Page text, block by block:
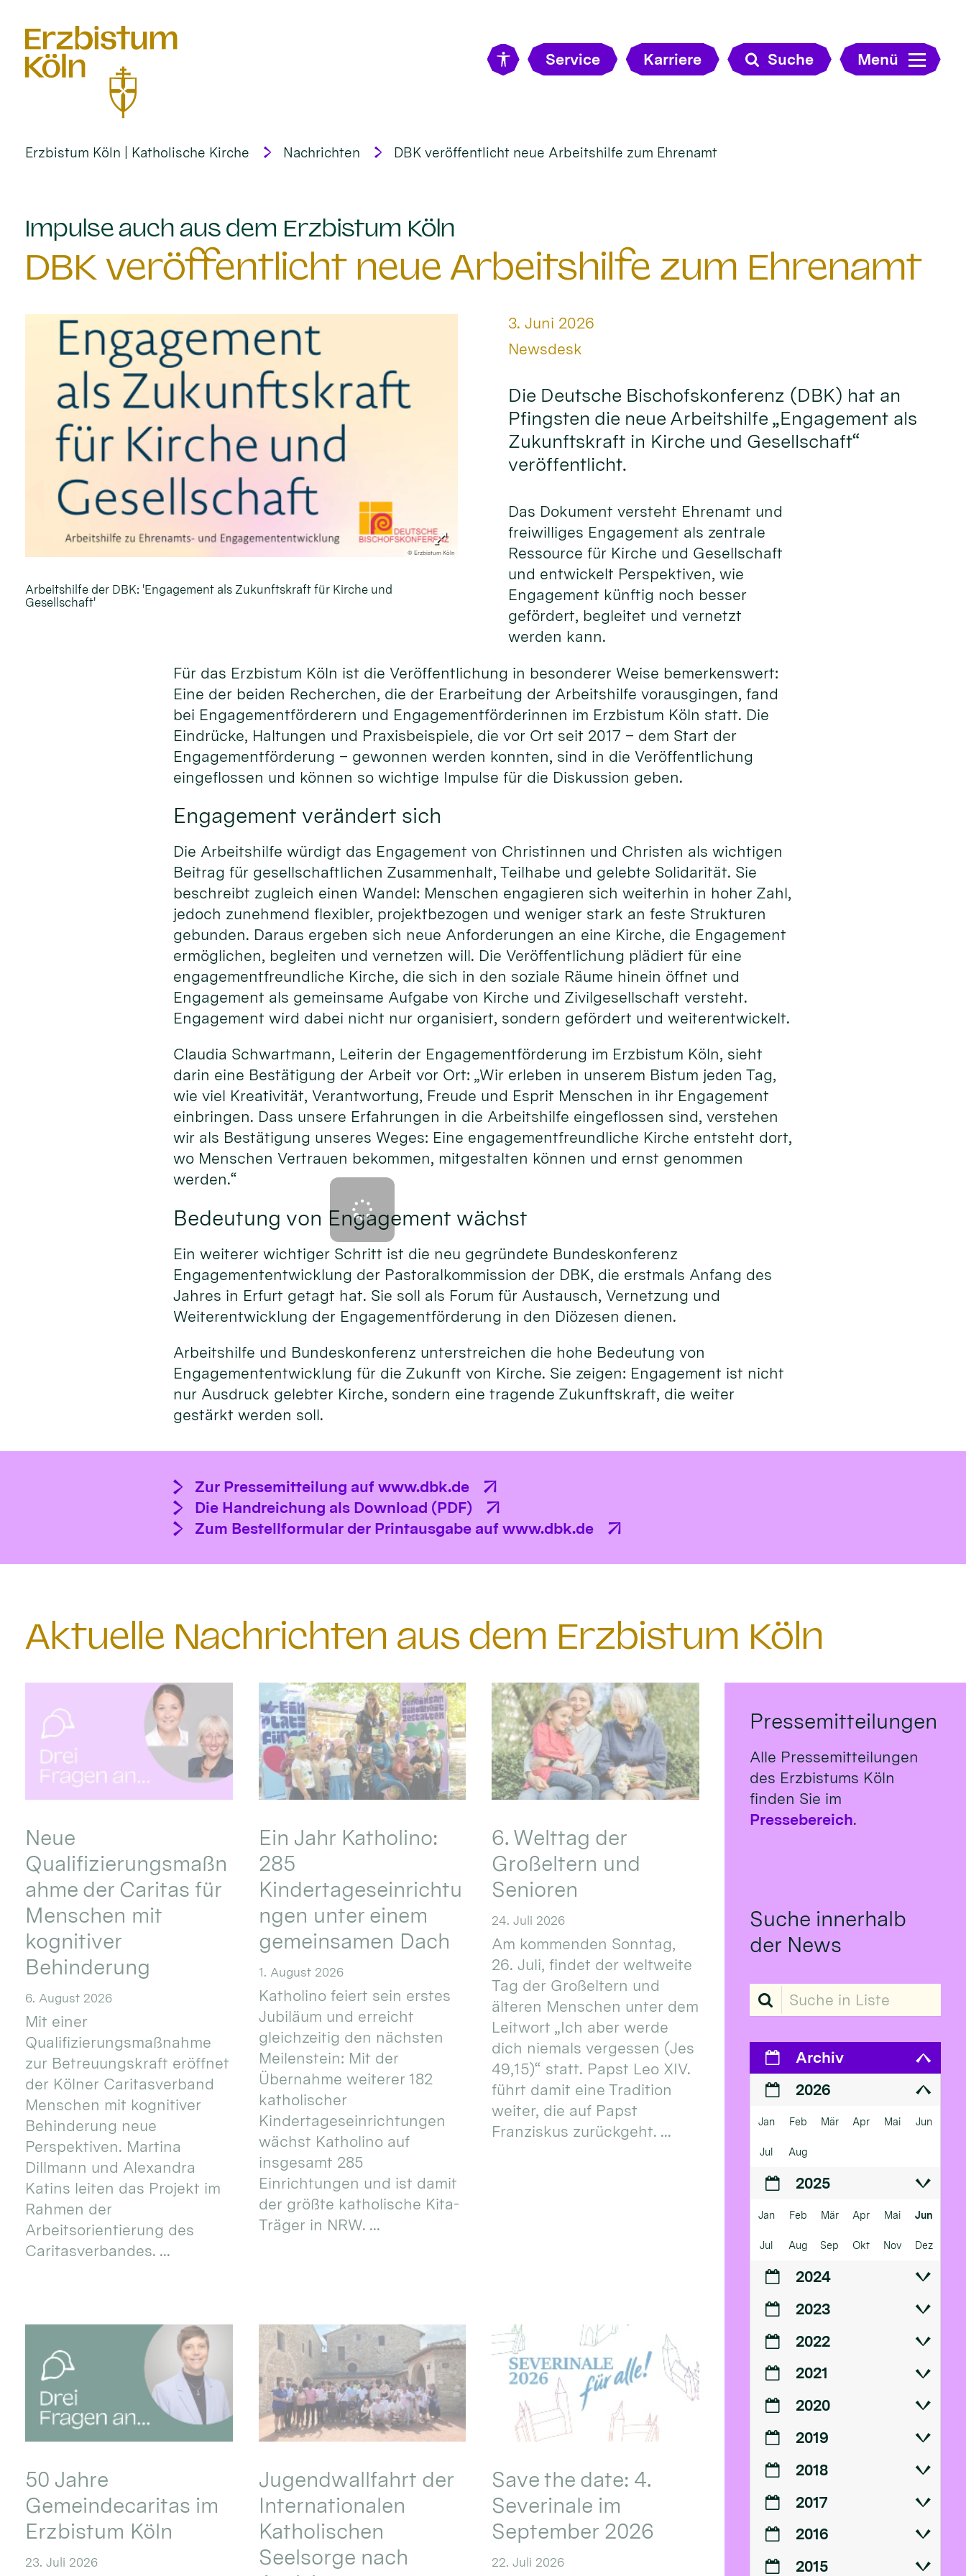
Service Karriere Suche Menü
Erzbistum Köln | Katholische Kirche Nachrichten DBK veröffentlicht neue Arbeitshilfe zum Ehrenamt
Impulse auch aus dem Erzbistum Köln
DBK veröffentlicht neue Arbeitshilfe zum Ehrenamt
© Erzbistum Köln
Arbeitshilfe der DBK: 'Engagement als Zukunftskraft für Kirche und
Gesellschaft'
Datum:
3. Juni 2026
Von:
Newsdesk
Die Deutsche Bischofskonferenz (DBK) hat an
Pfingsten die neue Arbeitshilfe „Engagement als
Zukunftskraft in Kirche und Gesellschaft“
veröffentlicht.
Das Dokument versteht Ehrenamt und
freiwilliges Engagement als zentrale
Ressource für Kirche und Gesellschaft
und entwickelt Perspektiven, wie
Engagement künftig noch besser
gefördert, begleitet und vernetzt
werden kann.
Für das Erzbistum Köln ist die Veröffentlichung in besonderer Weise bemerkenswert:
Eine der beiden Recherchen, die der Erarbeitung der Arbeitshilfe vorausgingen, fand
bei Engagementförderern und Engagementförderinnen im Erzbistum Köln statt. Die
Eindrücke, Haltungen und Praxisbeispiele, die vor Ort seit 2017 – dem Start der
Engagementförderung – gewonnen werden konnten, sind in die Veröffentlichung
eingeflossen und können so wichtige Impulse für die Diskussion geben.
Engagement verändert sich
Die Arbeitshilfe würdigt das Engagement von Christinnen und Christen als wichtigen
Beitrag für gesellschaftlichen Zusammenhalt, Teilhabe und gelebte Solidarität. Sie
beschreibt zugleich einen Wandel: Menschen engagieren sich weiterhin in hoher Zahl,
jedoch zunehmend flexibler, projektbezogen und weniger stark an feste Strukturen
gebunden. Daraus ergeben sich neue Anforderungen an eine Kirche, die Engagement
ermöglichen, begleiten und vernetzen will. Die Veröffentlichung plädiert für eine
engagementfreundliche Kirche, die sich in den soziale Räume hinein öffnet und
Engagement als gemeinsame Aufgabe von Kirche und Zivilgesellschaft versteht.
Engagement wird dabei nicht nur organisiert, sondern gefördert und weiterentwickelt.
Claudia Schwartmann, Leiterin der Engagementförderung im Erzbistum Köln, sieht
darin eine Bestätigung der Arbeit vor Ort: „Wir erleben in unserem Bistum jeden Tag,
wie viel Kreativität, Verantwortung, Freude und Esprit Menschen in ihr Engagement
einbringen. Dass unsere Erfahrungen in die Arbeitshilfe eingeflossen sind, verstehen
wir als Bestätigung unseres Weges: Eine engagementfreundliche Kirche entsteht dort,
wo Menschen Vertrauen bekommen, mitgestalten können und ernst genommen
werden.“
Bedeutung von Engagement wächst
Ein weiterer wichtiger Schritt ist die neu gegründete Bundeskonferenz
Engagemententwicklung der Pastoralkommission der DBK, die erstmals Anfang des
Jahres in Erfurt getagt hat. Sie soll als Forum für Austausch, Vernetzung und
Weiterentwicklung der Engagementförderung in den Diözesen dienen.
Arbeitshilfe und Bundeskonferenz unterstreichen die hohe Bedeutung von
Engagemententwicklung für die Zukunft von Kirche. Sie zeigen: Engagement ist nicht
nur Ausdruck gelebter Kirche, sondern eine tragende Zukunftskraft, die weiter
gestärkt werden soll.
Zur Pressemitteilung auf www.dbk.de
Die Handreichung als Download (PDF)
Zum Bestellformular der Printausgabe auf www.dbk.de
Aktuelle Nachrichten aus dem Erzbistum Köln
Neue
Qualifizierungsmaßn
ahme der Caritas für
Menschen mit
kognitiver
Behinderung
6. August 2026
Mit einer
Qualifizierungsmaßnahme
zur Betreuungskraft eröffnet
der Kölner Caritasverband
Menschen mit kognitiver
Behinderung neue
Perspektiven. Martina
Dillmann und Alexandra
Katins leiten das Projekt im
Rahmen der
Arbeitsorientierung des
Caritasverbandes. ...
Ein Jahr Katholino:
285
Kindertageseinrichtu
ngen unter einem
gemeinsamen Dach
1. August 2026
Katholino feiert sein erstes
Jubiläum und erreicht
gleichzeitig den nächsten
Meilenstein: Mit der
Übernahme weiterer 182
katholischer
Kindertageseinrichtungen
wächst Katholino auf
insgesamt 285
Einrichtungen und ist damit
der größte katholische Kita-
Träger in NRW. ...
6. Welttag der
Großeltern und
Senioren
24. Juli 2026
Am kommenden Sonntag,
26. Juli, findet der weltweite
Tag der Großeltern und
älteren Menschen unter dem
Leitwort „Ich aber werde
dich niemals vergessen (Jes
49,15)“ statt. Papst Leo XIV.
führt damit eine Tradition
weiter, die auf Papst
Franziskus zurückgeht. ...
50 Jahre
Gemeindecaritas im
Erzbistum Köln
23. Juli 2026
Jugendwallfahrt der
Internationalen
Katholischen
Seelsorge nach
Save the date: 4.
Severinale im
September 2026
22. Juli 2026
Pressemitteilungen
Alle Pressemitteilungen
des Erzbistums Köln
finden Sie im
Pressebereich.
Suche innerhalb
der News
Suche in Liste
Archiv
2026
Jan Feb Mär Apr Mai Jun
Jul Aug
2025
Jan Feb Mär Apr Mai Jun
Jul Aug Sep Okt Nov Dez
2024
2023
2022
2021
2020
2019
2018
2017
2016
2015